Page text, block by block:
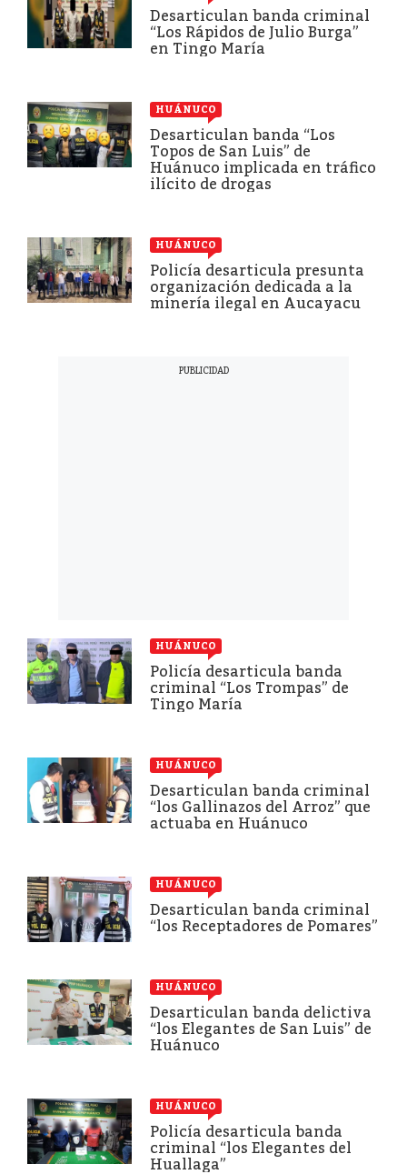
Desarticulan banda criminal
“Los Rápidos de Julio Burga”
en Tingo María
HUÁNUCO
Desarticulan banda “Los
Topos de San Luis” de
Huánuco implicada en tráfico
ilícito de drogas
HUÁNUCO
Policía desarticula presunta
organización dedicada a la
minería ilegal en Aucayacu
HUÁNUCO
Policía desarticula banda
criminal “Los Trompas” de
Tingo María
HUÁNUCO
Desarticulan banda criminal
“los Gallinazos del Arroz” que
actuaba en Huánuco
HUÁNUCO
Desarticulan banda criminal
“los Receptadores de Pomares”
HUÁNUCO
Desarticulan banda delictiva
“los Elegantes de San Luis” de
Huánuco
HUÁNUCO
Policía desarticula banda
criminal “los Elegantes del
Huallaga”